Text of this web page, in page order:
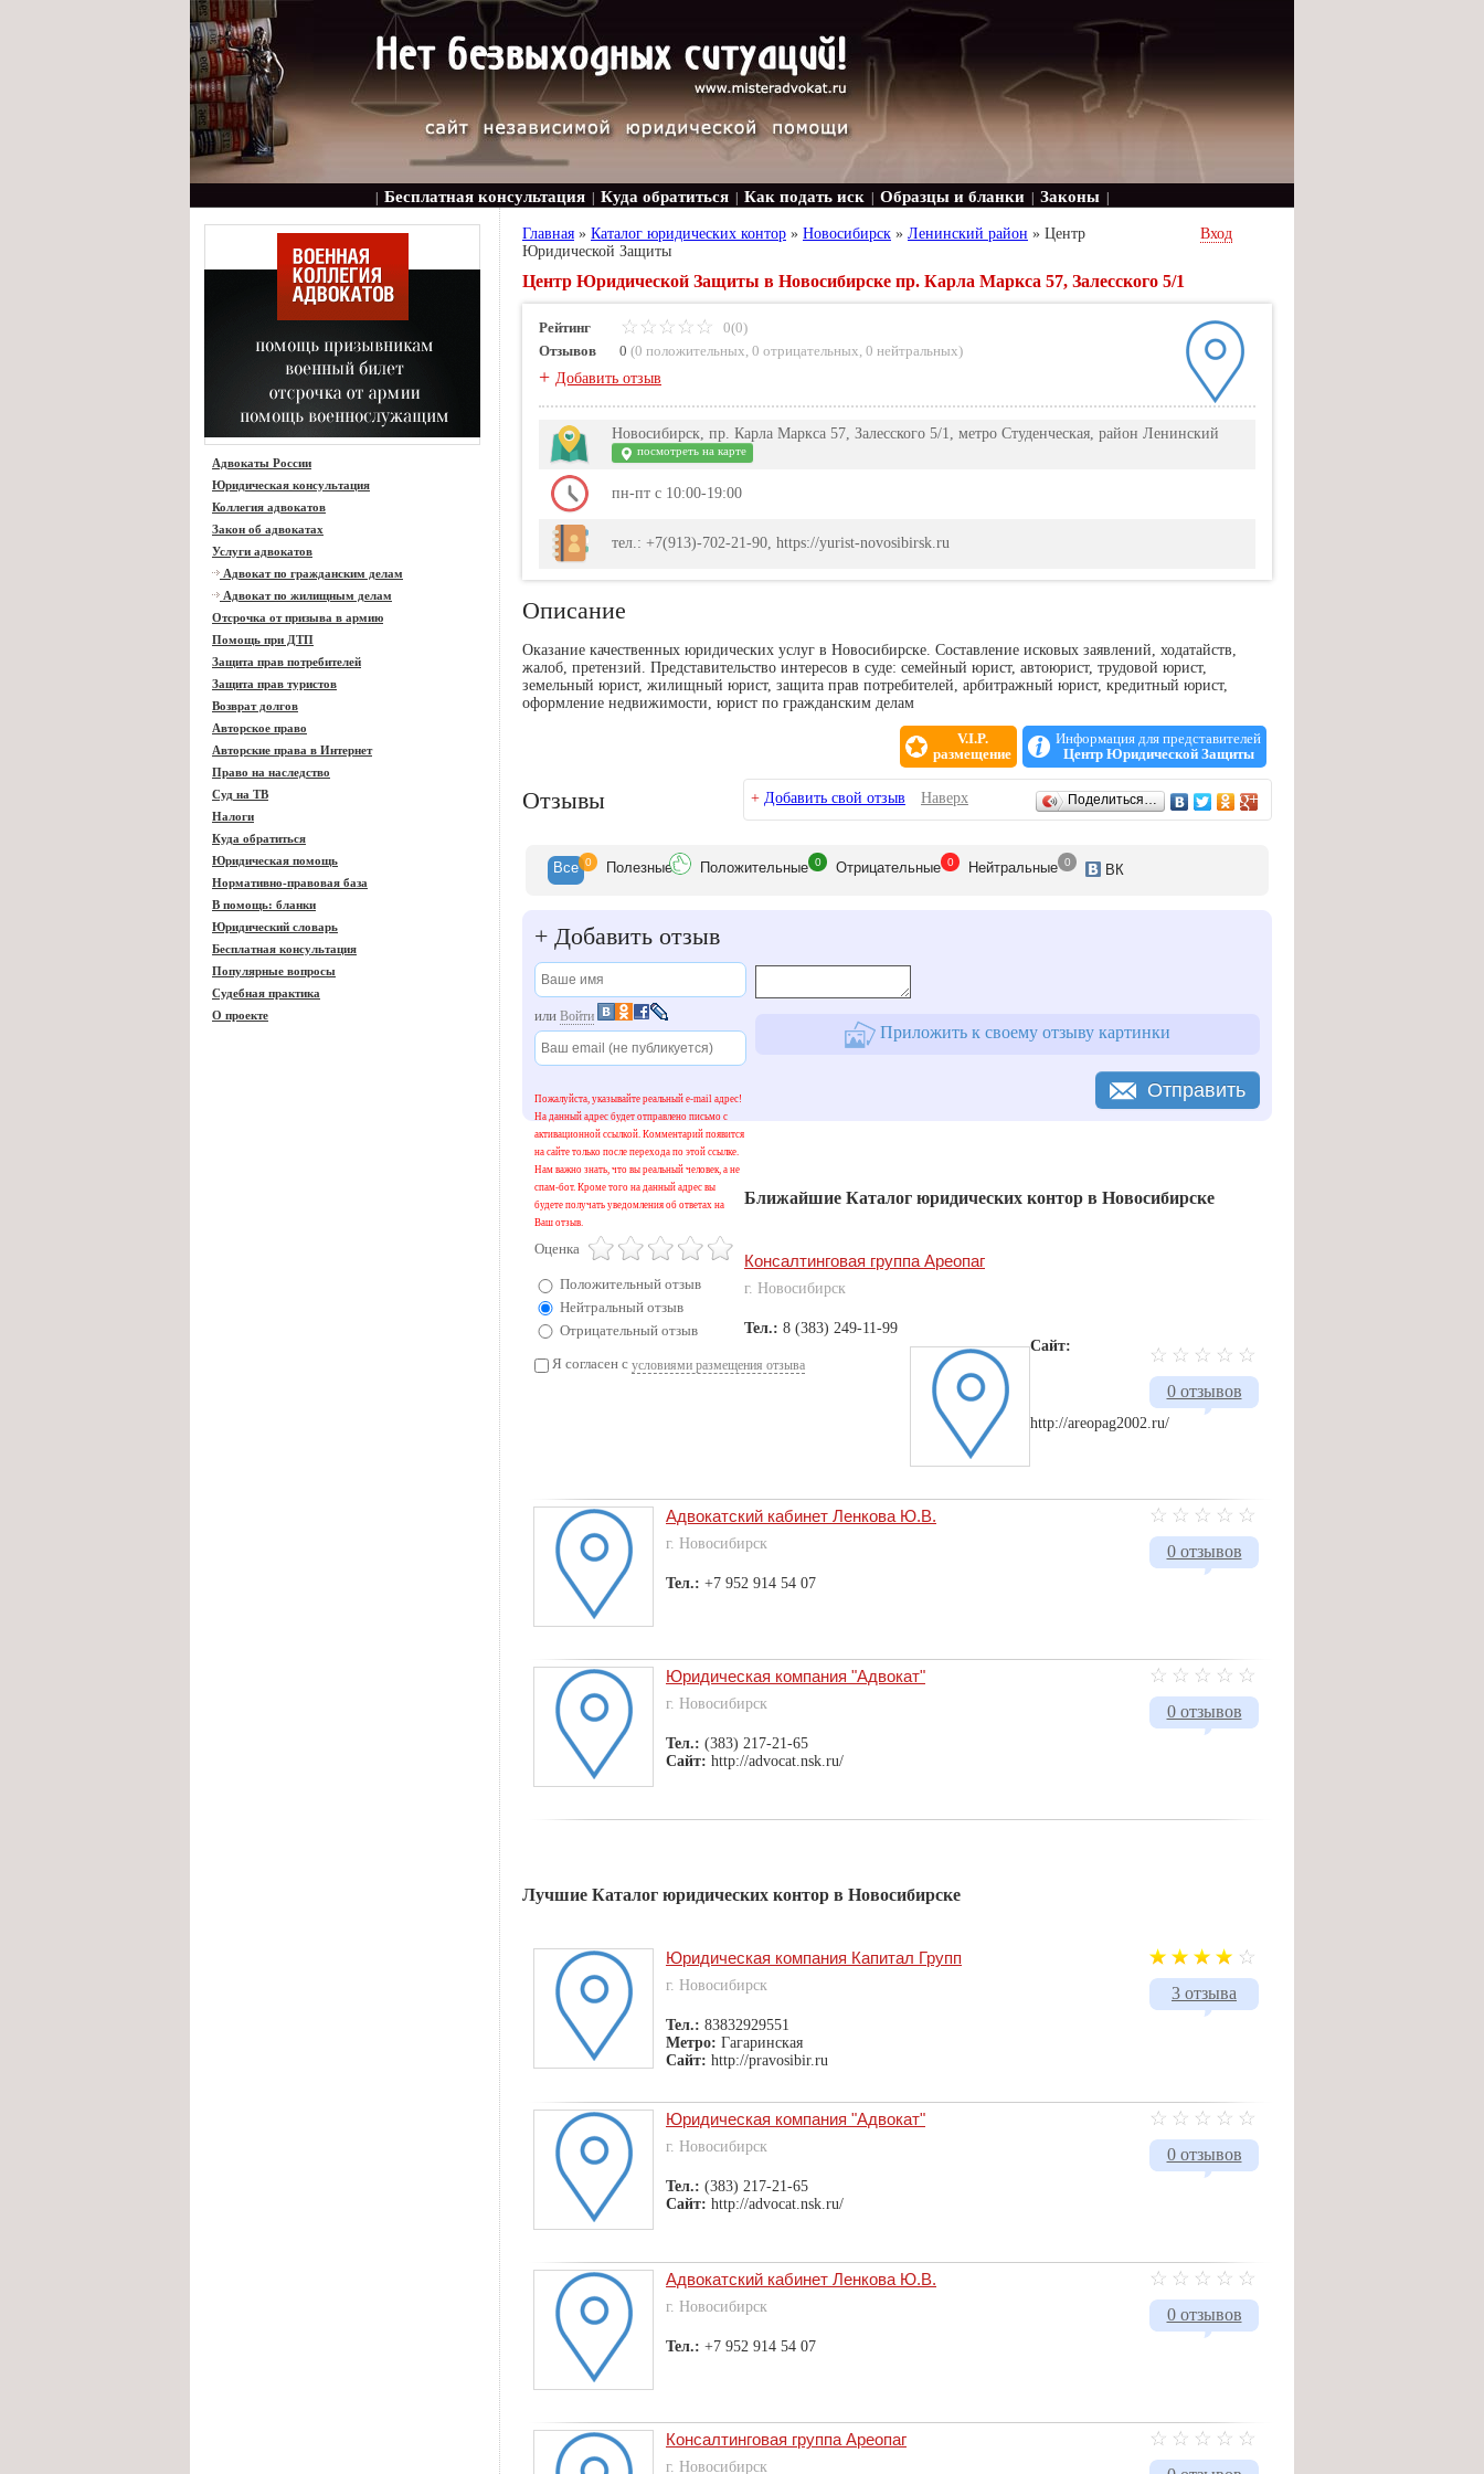
Бесплатная консультация Куда обратиться Как подать иск Образцы и бланки Законы
Адвокаты России
Юридическая консультация
Коллегия адвокатов
Закон об адвокатах
Услуги адвокатов
Адвокат по гражданским делам
Адвокат по жилищным делам
Отсрочка от призыва в армию
Помощь при ДТП
Защита прав потребителей
Защита прав туристов
Возврат долгов
Авторское право
Авторские права в Интернет
Право на наследство
Суд на ТВ
Налоги
Куда обратиться
Юридическая помощь
Нормативно-правовая база
В помощь: бланки
Юридический словарь
Бесплатная консультация
Популярные вопросы
Судебная практика
О проекте
Главная » Каталог юридических контор » Новосибирск » Ленинский район » Центр
Юридической Защиты
Вход
Центр Юридической Защиты в Новосибирске пр. Карла Маркса 57, Залесского 5/1
Рейтинг
0(0)
Отзывов
0 (0 положительных, 0 отрицательных, 0 нейтральных)
+ Добавить отзыв
Новосибирск, пр. Карла Маркса 57, Залесского 5/1, метро Студенческая, район Ленинский
посмотреть на карте
пн-пт с 10:00-19:00
тел.: +7(913)-702-21-90, https://yurist-novosibirsk.ru
Описание
Оказание качественных юридических услуг в Новосибирске. Составление исковых заявлений, ходатайств,
жалоб, претензий. Представительство интересов в суде: семейный юрист, автоюрист, трудовой юрист,
земельный юрист, жилищный юрист, защита прав потребителей, арбитражный юрист, кредитный юрист,
оформление недвижимости, юрист по гражданским делам
V.I.P.
размещение
Информация для представителей
Центр Юридической Защиты
Отзывы + Добавить свой отзыв Наверх Поделиться…
Все 0 Полезные Положительные 0 Отрицательные 0 Нейтральные 0 ВК
+ Добавить отзыв
или Войти
Пожалуйста, указывайте реальный e-mail адрес!
На данный адрес будет отправлено письмо с
активационной ссылкой. Комментарий появится
на сайте только после перехода по этой ссылке.
Нам важно знать, что вы реальный человек, а не
спам-бот. Кроме того на данный адрес вы
будете получать уведомления об ответах на
Ваш отзыв.
Оценка
Положительный отзыв
Нейтральный отзыв
Отрицательный отзыв
Приложить к своему отзыву картинки
Я согласен с условиями размещения отзыва
Отправить
Ближайшие Каталог юридических контор в Новосибирске
0 отзывов
Консалтинговая группа Ареопаг
г. Новосибирск
Тел.: 8 (383) 249-11-99
Сайт:
http://areopag2002.ru/
0 отзывов
Адвокатский кабинет Ленкова Ю.В.
г. Новосибирск
Тел.: +7 952 914 54 07
0 отзывов
Юридическая компания "Адвокат"
г. Новосибирск
Тел.: (383) 217-21-65
Сайт: http://advocat.nsk.ru/
Лучшие Каталог юридических контор в Новосибирске
3 отзыва
Юридическая компания Капитал Групп
г. Новосибирск
Тел.: 83832929551
Метро: Гагаринская
Сайт: http://pravosibir.ru
0 отзывов
Юридическая компания "Адвокат"
г. Новосибирск
Тел.: (383) 217-21-65
Сайт: http://advocat.nsk.ru/
0 отзывов
Адвокатский кабинет Ленкова Ю.В.
г. Новосибирск
Тел.: +7 952 914 54 07
Консалтинговая группа Ареопаг
г. Новосибирск